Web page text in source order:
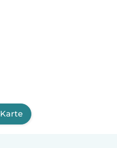
Karte